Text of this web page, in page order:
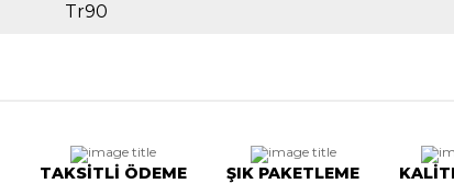
Tr90
TAKSİTLİ ÖDEME ŞIK PAKETLEME